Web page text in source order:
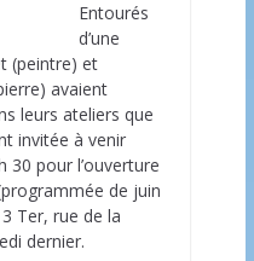
Entourés
d’une
(peintre) et
avaient
leurs ateliers que
invitée à venir
30 pour l’ouverture
de juin
Ter, rue de la
dernier.